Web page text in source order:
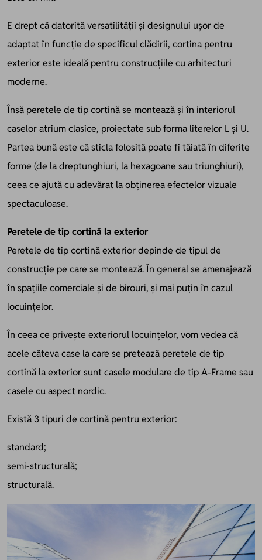
E drept că datorită versatilității și designului ușor de
adaptat în funcție de specificul clădirii, cortina pentru
exterior este ideală pentru construcțiile cu arhitecturi
moderne.
Însă peretele de tip cortină se montează și în interiorul
caselor atrium clasice, proiectate sub forma literelor L și U.
Partea bună este că sticla folosită poate fi tăiată în diferite
forme (de la dreptunghiuri, la hexagoane sau triunghiuri),
ceea ce ajută cu adevărat la obținerea efectelor vizuale
spectaculoase.
Peretele de tip cortină la exterior
Peretele de tip cortină exterior depinde de tipul de
construcție pe care se montează. În general se amenajează
în spațiile comerciale și de birouri, și mai puțin în cazul
locuințelor.
În ceea ce privește exteriorul locuințelor, vom vedea că
acele câteva case la care se pretează peretele de tip
cortină la exterior sunt casele modulare de tip A-Frame sau
casele cu aspect nordic.
Există 3 tipuri de cortină pentru exterior:
standard;
semi-structurală;
structurală.